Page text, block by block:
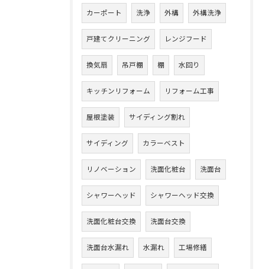
カーポート 洗浄 外構 外構洗浄
戸建てクリーニング レンジフード
換気扇 吊戸棚 棚 水回り
キッチンリフォーム リフォーム工事
屋根塗装 サイディング割れ
サイディング カラーベスト
リノベーション 洗面化粧台 洗面台
シャワーヘッド シャワーヘッド交換
洗面化粧台交換 洗面台交換
洗面台水漏れ 水漏れ 工場修繕